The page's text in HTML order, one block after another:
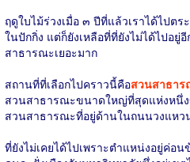
ฤดูใบไม้ร่วงเมื่อ ๓ ปีที่แล้วเราได้ไป
ในปักกิ่ง แต่ก็ยังเหลือที่ที่ยังไม่ได้ไปอยู่
สาธารณะเยอะมาก
สถานที่ที่เลือกไปคราวนี้คือสวนสาธาร
สวนสาธารณะขนาดใหญ่ที่สุดแห่งหนึ่
สวนสาธารณะที่อยู่ด้านในถนนวงแหว
ที่ยังไม่เคยได้ไปเพราะตำแหน่งอยู่ค่อ